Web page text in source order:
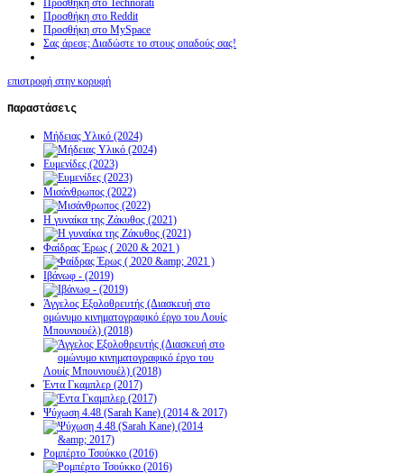
Προσθήκη στο Technorati
Προσθήκη στο Reddit
Προσθήκη στο MySpace
Σας άρεσε; Διαδώστε το στους οπαδούς σας!
επιστροφή στην κορυφή
Παραστάσεις
Μήδειας Υλικό (2024)
Ευμενίδες (2023)
Μισάνθρωπος (2022)
Η γυναίκα της Ζάκυθος (2021)
Φαίδρας Έρως ( 2020 & 2021 )
Ιβάνωφ - (2019)
Άγγελος Εξολοθρευτής (Διασκευή στο
ομώνυμο κινηματογραφικό έργο του Λουίς
Μπουνιουέλ) (2018)
Έντα Γκαμπλερ (2017)
Ψύχωση 4.48 (Sarah Kane) (2014 & 2017)
Ρομπέρτο Τσούκκο (2016)